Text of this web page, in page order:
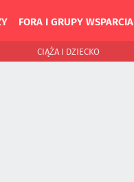
FORA I GRUPY WSPARCIA
CIĄŻA I DZIECKO